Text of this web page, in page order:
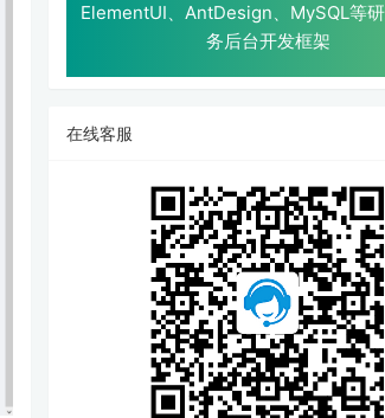
ElementUI、AntDesign、MySQL等
务后台开发框架
在线客服